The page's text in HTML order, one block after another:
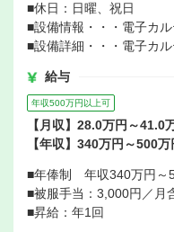
■休日：日曜、祝日
■設備情報・・・電子カル
■設備詳細・・・電子カ
給与
年収500万円以上可
【月収】28.0万円～41.0
【年収】340万円～500
■年俸制 年収340万円～
■被服手当：3,000円／月
■昇給：年1回